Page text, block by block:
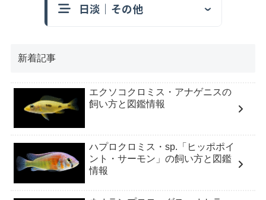
日淡｜その他
新着記事
エクソコクロミス・アナゲニスの
飼い方と図鑑情報
ハプロクロミス・sp.「ヒッポポイ
ント・サーモン」の飼い方と図鑑
情報